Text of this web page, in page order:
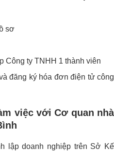
sơ
Công ty TNHH 1 thành viên
đăng ký hóa đơn điện tử công
việc với Cơ quan nhà
lập doanh nghiệp trên Sở Kế